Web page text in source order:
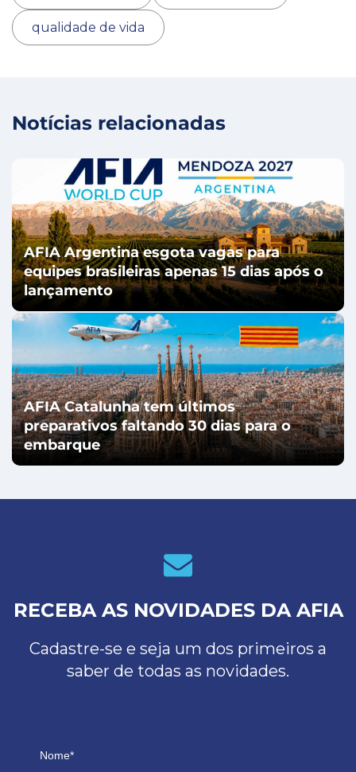
qualidade de vida
Notícias relacionadas
AFIA Argentina esgota vagas para
equipes brasileiras apenas 15 dias após o
lançamento
AFIA Catalunha tem últimos
preparativos faltando 30 dias para o
embarque
RECEBA AS NOVIDADES DA AFIA
Cadastre-se e seja um dos primeiros a
saber de todas as novidades.
Nome*